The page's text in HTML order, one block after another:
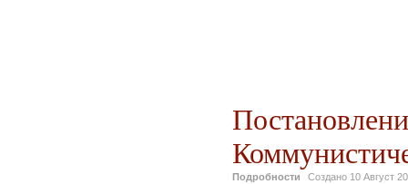
Подробности Создано 10 Август